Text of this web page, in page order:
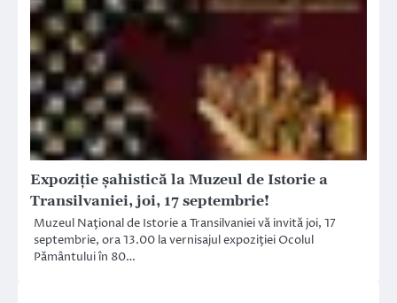
Expoziție șahistică la Muzeul de Istorie a
Transilvaniei, joi, 17 septembrie!
Muzeul Naţional de Istorie a Transilvaniei vă invită joi, 17
septembrie, ora 13.00 la vernisajul expoziţiei Ocolul
Pământului în 80…